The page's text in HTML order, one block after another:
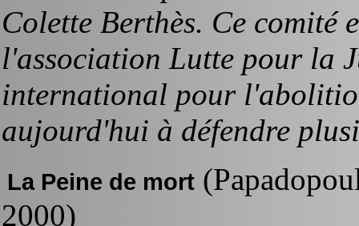
Colette Berthès. Ce comité
l'association Lutte pour la
international pour
aujourd'hui à défendre
La Peine de mort
2000)